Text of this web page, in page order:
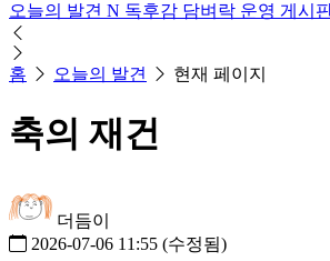
오늘의 발견 N 독후감 담벼락 운영 게시
홈 오늘의 발견 현재 페이지
축의 재건
더듬이
2026-07-06 11:55 (수정됨)